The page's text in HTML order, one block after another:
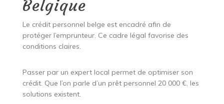
Belgique
Le crédit personnel belge est encadré afin de
protéger l’emprunteur. Ce cadre légal favorise des
conditions claires.
Passer par un expert local permet de optimiser son
crédit. Que l’on parle d’un prêt personnel 20 000 €, les
solutions existent.